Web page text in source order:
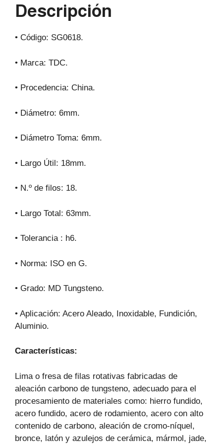
p
o
Descripción
• Código: SG0618.
• Marca: TDC.
• Procedencia: China.
• Diámetro: 6mm.
• Diámetro Toma: 6mm.
• Largo Útil: 18mm.
• N.º de filos: 18.
• Largo Total: 63mm.
• Tolerancia : h6.
• Norma: ISO en G.
• Grado: MD Tungsteno.
• Aplicación: Acero Aleado, Inoxidable, Fundición,
Aluminio.
Características:
Lima o fresa de filas rotativas fabricadas de
aleación carbono de tungsteno, adecuado para el
procesamiento de materiales como: hierro fundido,
acero fundido, acero de rodamiento, acero con alto
contenido de carbono, aleación de cromo-níquel,
bronce, latón y azulejos de cerámica, mármol, jade,